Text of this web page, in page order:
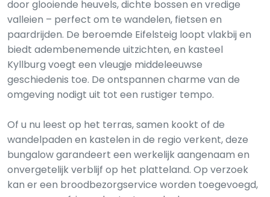
door glooiende heuvels, dichte bossen en vredige
valleien – perfect om te wandelen, fietsen en
paardrijden. De beroemde Eifelsteig loopt vlakbij en
biedt adembenemende uitzichten, en kasteel
Kyllburg voegt een vleugje middeleeuwse
geschiedenis toe. De ontspannen charme van de
omgeving nodigt uit tot een rustiger tempo.
Of u nu leest op het terras, samen kookt of de
wandelpaden en kastelen in de regio verkent, deze
bungalow garandeert een werkelijk aangenaam en
onvergetelijk verblijf op het platteland. Op verzoek
kan er een broodbezorgservice worden toegevoegd,